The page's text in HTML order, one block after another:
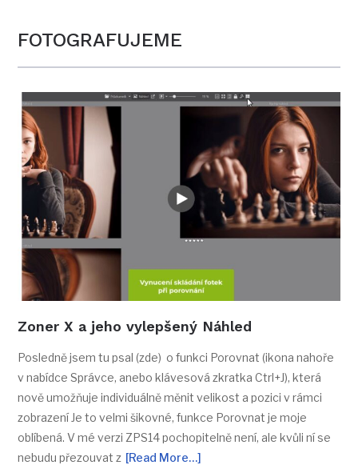
FOTOGRAFUJEME
Zoner X a jeho vylepšený Náhled
Posledně jsem tu psal (zde) o funkci Porovnat (ikona nahoře
v nabídce Správce, anebo klávesová zkratka Ctrl+J), která
nově umožňuje individuálně měnit velikost a pozici v rámci
zobrazení Je to velmi šikovné, funkce Porovnat je moje
oblíbená. V mé verzi ZPS14 pochopitelně není, ale kvůli ní se
nebudu přezouvat z [Read More…]